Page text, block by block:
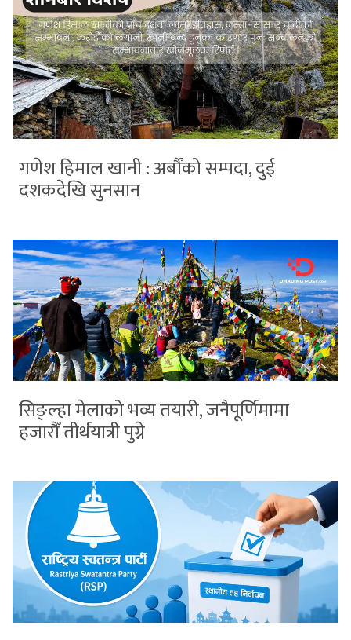
गणेश हिमाल खानी : अर्बौंको सम्पदा, दुई
दशकदेखि सुनसान
सिङ्ल्हा मेलाको भव्य तयारी, जनैपूर्णिमामा
हजारौँ तीर्थयात्री पुग्ने